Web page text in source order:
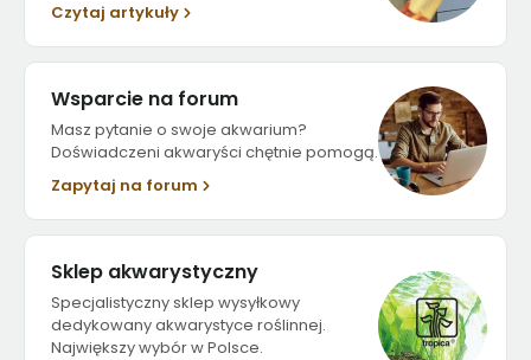
Czytaj artykuły
Wsparcie na forum
Masz pytanie o swoje akwarium?
Doświadczeni akwaryści chętnie pomogą.
Zapytaj na forum
Sklep akwarystyczny
Specjalistyczny sklep wysyłkowy
dedykowany akwarystyce roślinnej.
Największy wybór w Polsce.